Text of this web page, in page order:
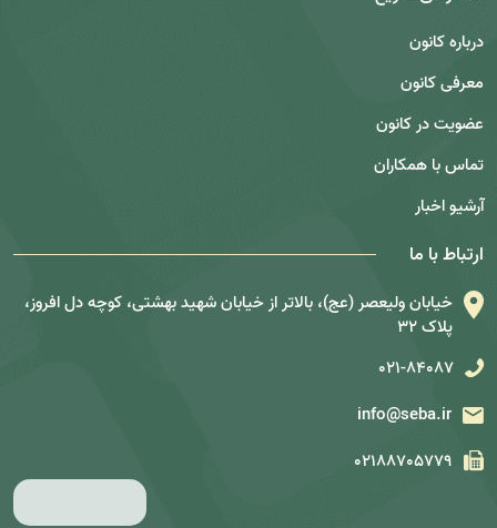
درباره کانون
معرفی کانون
عضویت در کانون
تماس با همکاران
آرشیو اخبار
ارتباط با ما
خیابان ولیعصر (عج)، بالاتر از خیابان شهید بهشتی، کوچه دل افروز،
پلاک 32
021-84087
info@seba.ir
02188705779